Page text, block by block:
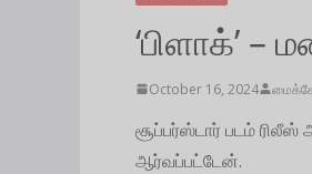
‘பிளாக்’
October 16, 2024
சூப்பர்ஸ்டார் படம்
ஆர்வப்பட்டேன்.